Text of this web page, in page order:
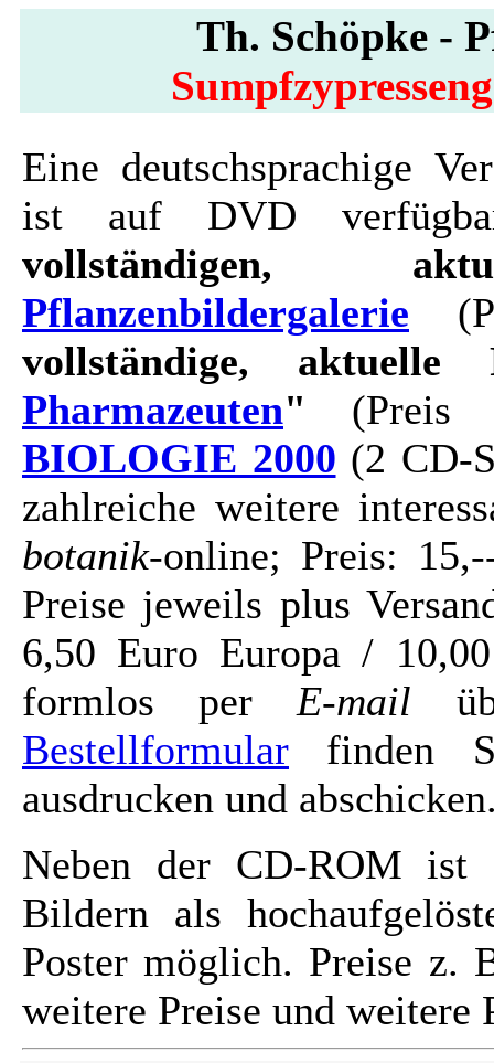
Th. Schöpke -
Eine deutschsprachige
ist auf DVD
vollständigen,
Pflanzenbildergalerie
vollständige, aktuelle
Pharmazeuten" (Preis
BIOLOGIE 2000 (2 CD-
zahlreiche weitere
botanik-online; Preis:
Preise jeweils plus
6,50 Euro Europa /
formlos perE-mail
Bestellformular finden
ausdrucken und
Neben der CD-ROM ist
Bildern als
Poster möglich. Preise z.
weitere Preise und weitere